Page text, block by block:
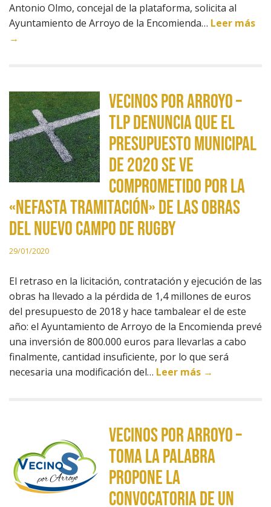
Antonio Olmo, concejal de la plataforma, solicita al
Ayuntamiento de Arroyo de la Encomienda… Leer más
→
Vecinos por Arroyo –
TLP denuncia que el
presupuesto municipal
de 2020 se ve
comprometido por la
«nefasta tramitación» de las obras
del nuevo campo de rugby
29/01/2020
El retraso en la licitación, contratación y ejecución de las
obras ha llevado a la pérdida de 1,4 millones de euros
del presupuesto de 2018 y hace tambalear el de este
año: el Ayuntamiento de Arroyo de la Encomienda prevé
una inversión de 800.000 euros para llevarlas a cabo
finalmente, cantidad insuficiente, por lo que será
necesaria una modificación del… Leer más →
Vecinos por Arroyo –
Toma la Palabra
propone la
convocatoria de un